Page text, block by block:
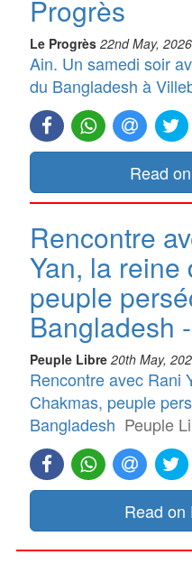
Progrès
Le Progrès 22nd May,
Ain. Un samedi soir
du Bangladesh à
Read
Rencontre
Yan, la reine
peuple
Bangladesh
Peuple Libre 20th May,
Rencontre avec Rani
Chakmas, peuple
Bangladesh Peuple
Read on